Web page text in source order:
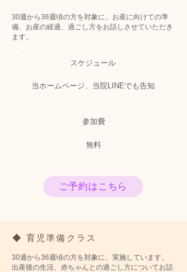
30週から36週頃の方を対象に、お産に向けての準
備、お産の経過、過ごし方をお話しさせていただき
ます。
スケジュール
当ホームページ、当院LINEでも告知
​参加費
無料
ご予約はこちら
◆ 育児準備クラス
30週から36週頃の方を対象に、実施しています。
出産後の生活、赤ちゃんとの過ごし方についてお話